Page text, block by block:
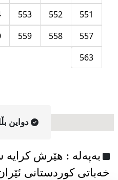
551
552
553
557
558
559
563
دواین
به‌په‌له‌ : هێرش
خەباتی کوردستانی